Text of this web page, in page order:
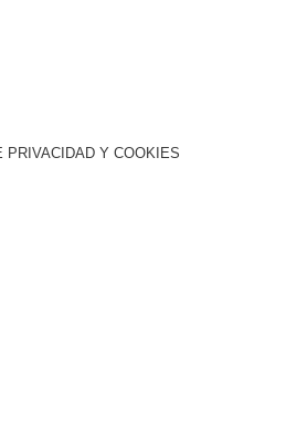
PRIVACIDAD Y COOKIES